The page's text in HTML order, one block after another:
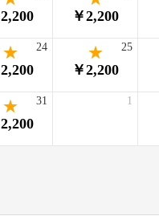
￥2,200
24
￥2,200
25
31 1